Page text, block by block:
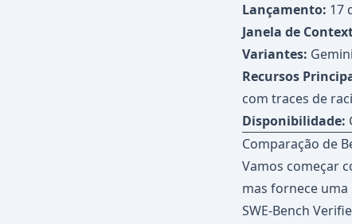
Lançamento: 17
Janela de
Variantes:
Recursos
com traces de
Disponibilidade:
Comparação de
Vamos começar
mas fornece uma
SWE-Bench